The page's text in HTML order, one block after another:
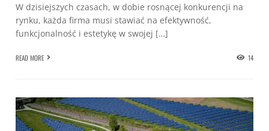
W dzisiejszych czasach, w dobie rosnącej konkurencji na
rynku, każda firma musi stawiać na efektywność,
funkcjonalność i estetykę w swojej […]
READ MORE 14